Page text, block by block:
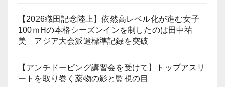
【2026織田記念陸上】依然高レベル化が進む女子
100ｍHの本格シーズンインを制したのは田中祐
美 アジア大会派遣標準記録を突破
【アンチドーピング講習会を受けて】トップアスリ
ートを取り巻く薬物の影と監視の目